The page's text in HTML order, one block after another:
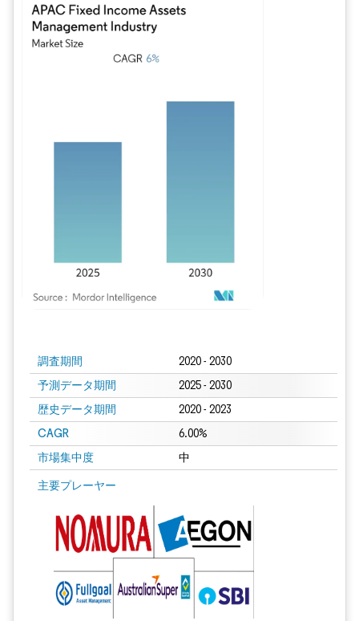
調査期間 2020 - 2030
予測データ期間 2025 - 2030
歴史データ期間 2020 - 2023
CAGR 6.00%
市場集中度 中
主要プレーヤー